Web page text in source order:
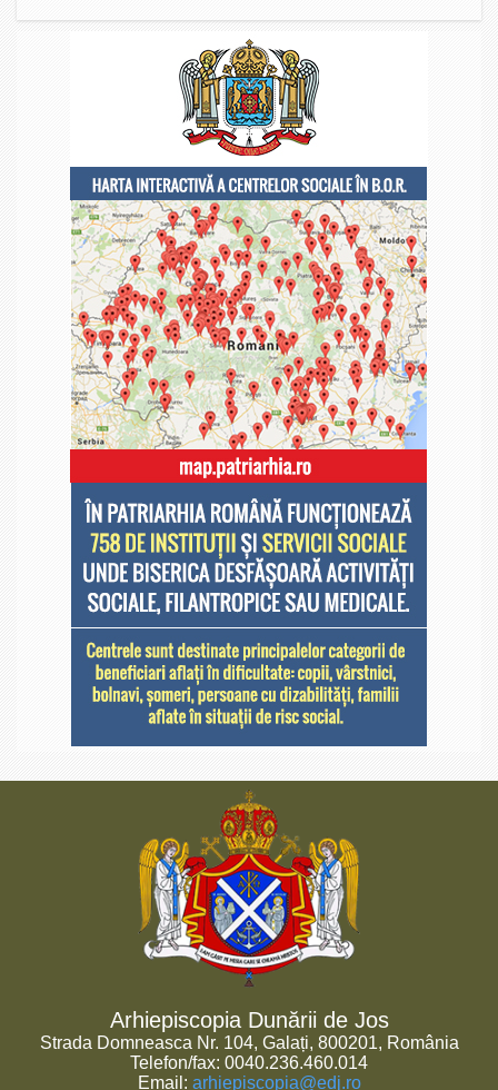
Arhiepiscopia Dunării de Jos
Strada Domneasca Nr. 104, Galați, 800201, România
Telefon/fax: 0040.236.460.014
Email: arhiepiscopia@edj.ro